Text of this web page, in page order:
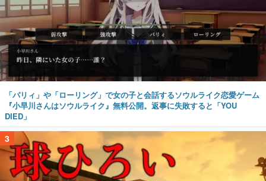
「パリィ」や「ローリング」で女の子と会話するソウルライク恋愛ゲーム
『小早川さんはソウルライク』無料公開。返事に失敗すると「YOU
DIED」
3